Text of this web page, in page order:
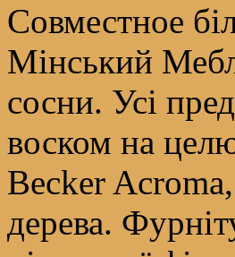
Cовместное
Мінський
сосни. Усі
воском на
Becker
дерева.